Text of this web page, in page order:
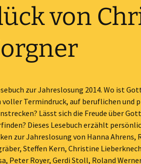
Impulse und Predigten
Karten + Bilder
Monatssprüche
Noten
Video
Material 2027
von
zur Jahreslosung 2014. Wo ist
voller Termindruck, auf beruflichen und
Lässt sich die Freude über
Dieses Lesebuch erzählt
zur Jahreslosung von Hanna Ahrens,
Steffen Kern, Christine
Peter Royer, Gerdi Stoll, Roland